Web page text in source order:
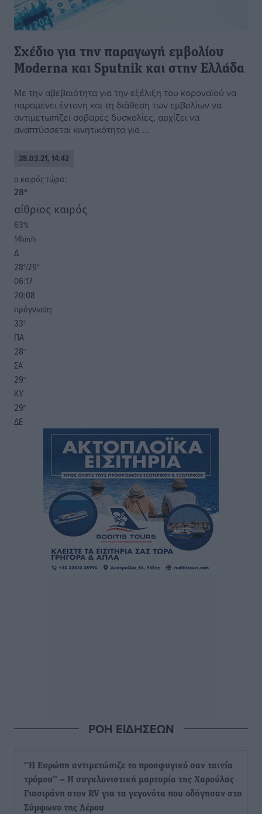
Σχέδιο για την παραγωγή εμβολίου
Moderna και Sputnik και στην Ελλάδα
Με την αβεβαιότητα για την εξέλιξη του κοροναϊού να
παραμένει έντονη και τη διάθεση των εμβολίων να
αντιμετωπίζει σοβαρές δυσκολίες, αρχίζει να
αναπτύσσεται κινητικότητα για ...
28.03.21, 14:42
o καιρός τώρα:
28°
αίθριος καιρός
63%
14km/h
Δ
28°/29°
06:17
20:08
πρόγνωση:
33°
ΠΑ
28°
ΣΑ
29°
ΚΥ
29°
ΔΕ
ΡΟΗ ΕΙΔΗΣΕΩΝ
“Η Ευρώπη αντιμετώπιζε το προσφυγικό σαν ταινία
τρόμου” – Η συγκλονιστική μαρτυρία της Χαρούλας
Γιασιράνη στον RV για τα γεγονότα που οδήγησαν στο
Σύμφωνο της Λέρου